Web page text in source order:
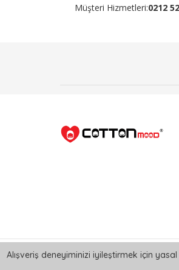
Müşteri Hizmetleri:0212
Alışveriş deneyiminizi iyileştirmek için